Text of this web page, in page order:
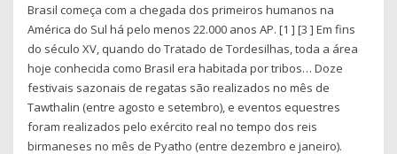
Brasil começa com a chegada dos primeiros humanos na
América do Sul há pelo menos 22.000 anos AP. [1 ] [3 ] Em fins
do século XV, quando do Tratado de Tordesilhas, toda a área
hoje conhecida como Brasil era habitada por tribos… Doze
festivais sazonais de regatas são realizados no mês de
Tawthalin (entre agosto e setembro), e eventos equestres
foram realizados pelo exército real no tempo dos reis
birmaneses no mês de Pyatho (entre dezembro e janeiro).